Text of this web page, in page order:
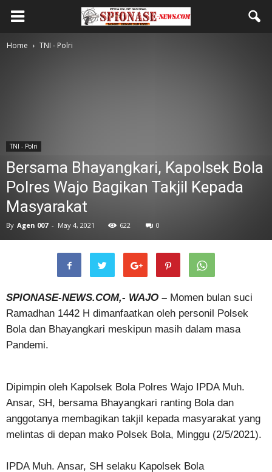
Home TNI - Polri
TNI - Polri
Bersama Bhayangkari, Kapolsek Bola
Polres Wajo Bagikan Takjil Kepada
Masyarakat
By Agen 007 - May 4, 2021 622 0
SPIONASE-NEWS.COM,- WAJO – Momen bulan suci
Ramadhan 1442 H dimanfaatkan oleh personil Polsek
Bola dan Bhayangkari meskipun masih dalam masa
Pandemi.
Dipimpin oleh Kapolsek Bola Polres Wajo IPDA Muh.
Ansar, SH, bersama Bhayangkari ranting Bola dan
anggotanya membagikan takjil kepada masyarakat yang
melintas di depan mako Polsek Bola, Minggu (2/5/2021).
IPDA Muh. Ansar, SH selaku Kapolsek Bola